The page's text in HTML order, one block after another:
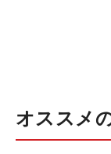
オススメ